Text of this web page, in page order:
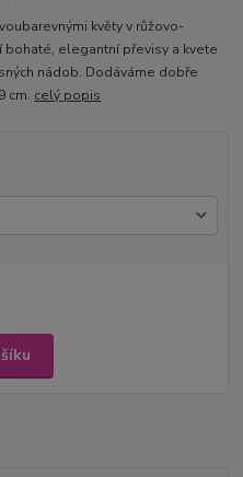
květy v růžovo-
bohaté, elegantní převisy a kvete
nádob. Dodáváme dobře
cm. celý popis